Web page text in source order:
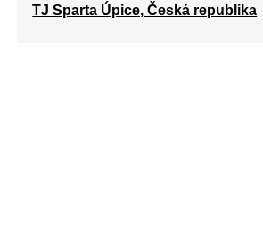
TJ Sparta Úpice, Česká republika